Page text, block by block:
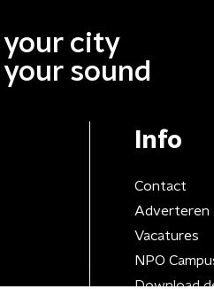
your city
your sound
Info
Contact
Adverteren
Vacatures
NPO
Download